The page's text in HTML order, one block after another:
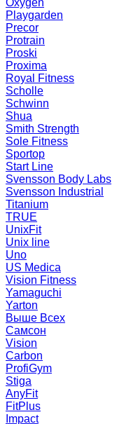
Oxygen
Playgarden
Precor
Protrain
Proski
Proxima
Royal Fitness
Scholle
Schwinn
Shua
Smith Strength
Sole Fitness
Sportop
Start Line
Svensson Body Labs
Svensson Industrial
Titanium
TRUE
UnixFit
Unix line
Uno
US Medica
Vision Fitness
Yamaguchi
Yarton
Выше Всех
Самсон
Vision
Carbon
ProfiGym
Stiga
AnyFit
FitPlus
Impact